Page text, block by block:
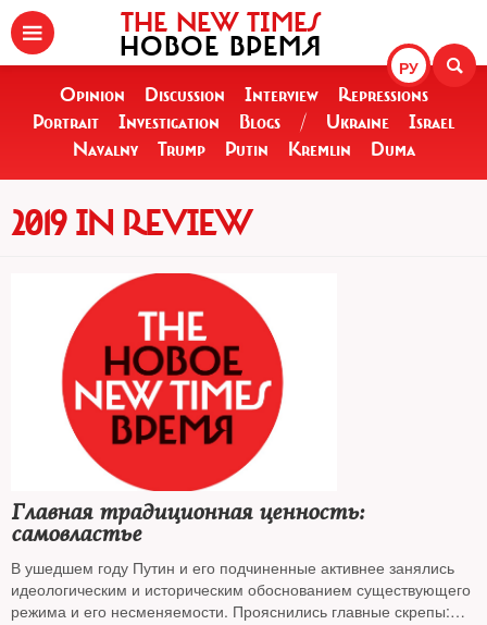
РУ
THE NEW TIMES
НОВОЕ ВРЕМЯ
Opinion Discussion Interview
Repressions
Portrait
Investigation Blogs / Ukraine
Israel
Navalny
Trump Putin Kremlin Duma
2019 IN REVIEW
Главная традиционная ценность:
самовластье
В ушедшем году Путин и его подчиненные активнее занялись
идеологическим и историческим обоснованием существующего
режима и его несменяемости. Прояснились главные скрепы: